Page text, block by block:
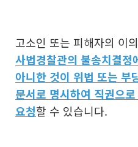
고소인 또는 피해자의 이
사법경찰관의 불송치결정
아니한 것이 위법 또는 부
문서로 명시하여 직권으
요청할 수 있습니다.